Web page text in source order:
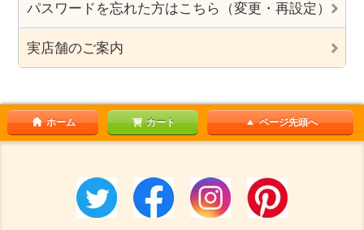
パスワードを忘れた方はこちら（変更・再設定）
実店舗のご案内
ホーム カート ページ先頭へ